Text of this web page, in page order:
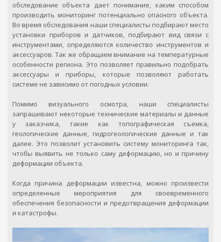
Создание заявки на аренду прибора:
1
Уточнение деталей
Оформление
заказа
Доступные приборы
Выберите доступный прибор
Укажите срок аренды:
Ваше
Документы необходимы для взятия
прибора в аренду
предоставив основные реквизиты (Справка о регистрации
юридического лица, банковские реквизиты, копия
свидетельства о постановке на учет в налоговом органе.)
компании для проверки и составления договора.
Физическое лицо или ИП
обследование объекта дает понимание, каким способом
производить мониторинг потенциально опасного объекта.
Во время обследования наши специалисты подбирают место
установки приборов и датчиков, подбирают вид связи с
инструментами, определяются количество инструментов и
аксессуаров. Так же обращаем внимание на температурные
особенности региона. Это позволяет правильно подобрать
аксессуары и приборы, которые позволяют работать
системе не зависимо от погодных условии.
Помимо визуального осмотра, наши специалисты
запрашивают некоторые технические материалы и данные
у заказчика, такие как топографическая съемка,
геологические данные, гидрогеологические данные и так
далее. Это позволит установить систему мониторинга так,
чтобы выявить не только саму деформацию, но и причину
деформации объекта.
Когда причина деформации известна, можно произвести
определенные мероприятия для своевременного
обеспечения безопасности и предотвращения деформации
и катастрофы.